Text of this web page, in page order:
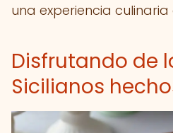
una experiencia
Disfrutando de
Sicilianos